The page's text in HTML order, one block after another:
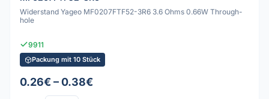
Widerstand Yageo MF0207FTF52-3R6 3.6 Ohms 0.66W Through-
hole
9911
Packung mit 10 Stück
0.26€ – 0.38€